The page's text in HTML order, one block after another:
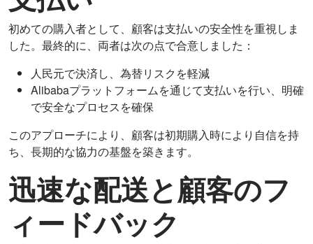
初めての購入者として、顧客は支払いの安全性を重視しま
した。最終的に、両者は次の点で合意しました：
人民元で決済し、為替リスクを軽減
Alibabaプラットフォームを通じて支払いを行い、明確
で安全なプロセスを確保
このアプローチにより、顧客は初期購入時により自信を持
ち、長期的な協力の基盤を築きます。
迅速な配送と顧客のフ
ィードバック